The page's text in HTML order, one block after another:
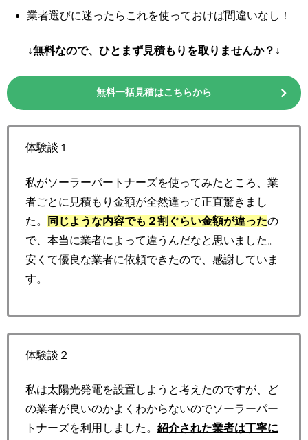
業者選びに迷ったらこれを使っておけば間違いなし！
↓無料なので、ひとまず見積もりを取りませんか？↓
無料一括見積はこちらから
体験談１
私がソーラーパートナーズを使ってみたところ、業
者ごとに見積もり金額が全然違って正直驚きまし
た。
同じような内容でも２割ぐらい金額が違ったの
で、本当に業者によって違うんだなと思いました。
安くて優良な業者に依頼できたので、感謝していま
す。
体験談２
私は太陽光発電を設置しようと考えたのですが、ど
の業者が良いのかよくわからないのでソーラーパー
トナーズを利用しました。 紹介された業者は丁寧に